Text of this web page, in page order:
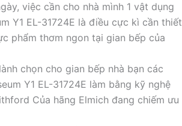
việc cần cho nhà mình 1 vật dụng
Y1 EL-31724E là điều cực kì cần thiết
phẩm thơm ngon tại gian bếp của
chọn cho gian bếp nhà bạn các
Y1 EL-31724E làm bằng kỹ nghệ
Của hãng Elmich đang chiếm ưu